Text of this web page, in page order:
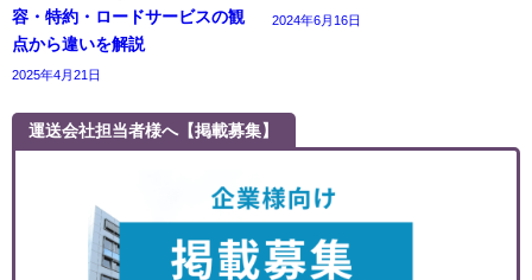
容・特約・ロードサービスの観
点から違いを解説
2025年4月21日
2024年6月16日
運送会社担当者様へ【掲載募集】